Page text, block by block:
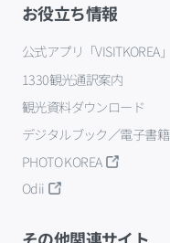
お役立ち情報
公式アプリ「VISITKOREA」
1330観光通訳案内
観光資料ダウンロード
デジタルブック／電子書籍
PHOTO KOREA
Odii